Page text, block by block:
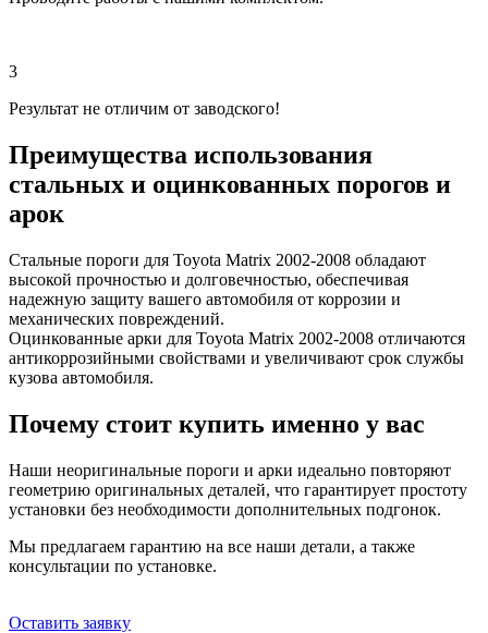
3
Результат не отличим от заводского!
Преимущества использования
стальных и оцинкованных порогов и
арок
Стальные пороги для Toyota Matrix 2002-2008 обладают
высокой прочностью и долговечностью, обеспечивая
надежную защиту вашего автомобиля от коррозии и
механических повреждений.
Оцинкованные арки для Toyota Matrix 2002-2008 отличаются
антикоррозийными свойствами и увеличивают срок службы
кузова автомобиля.
Почему стоит купить именно у вас
Наши неоригинальные пороги и арки идеально повторяют
геометрию оригинальных деталей, что гарантирует простоту
установки без необходимости дополнительных подгонок.
Мы предлагаем гарантию на все наши детали, а также
консультации по установке.
Оставить заявку